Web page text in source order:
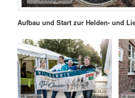
Aufbau und Start zur Helden- und